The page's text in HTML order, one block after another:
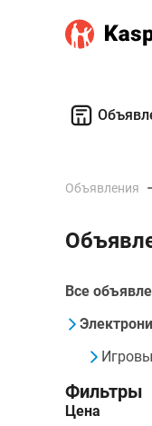
Объявления
Все
Фильтры
Цена